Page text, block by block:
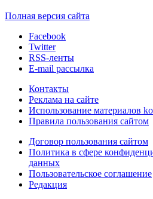
Полная версия сайта
Facebook
Twitter
RSS-ленты
E-mail рассылка
Контакты
Реклама на сайте
Использование материалов
Правила пользования сайтом
Договор пользования сайтом
Политика в сфере
данных
Пользовательское соглашение
Редакция